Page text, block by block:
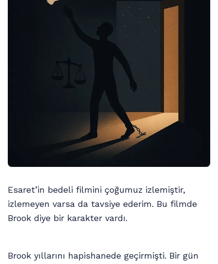
Esaret’in bedeli filmini çoğumuz izlemiştir,
izlemeyen varsa da tavsiye ederim. Bu filmde
Brook diye bir karakter vardı.
Brook yıllarını hapishanede geçirmişti. Bir gün